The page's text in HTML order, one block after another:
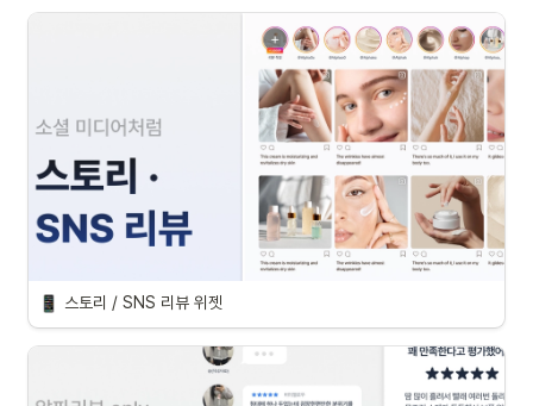
스토리 / SNS 리뷰 위젯